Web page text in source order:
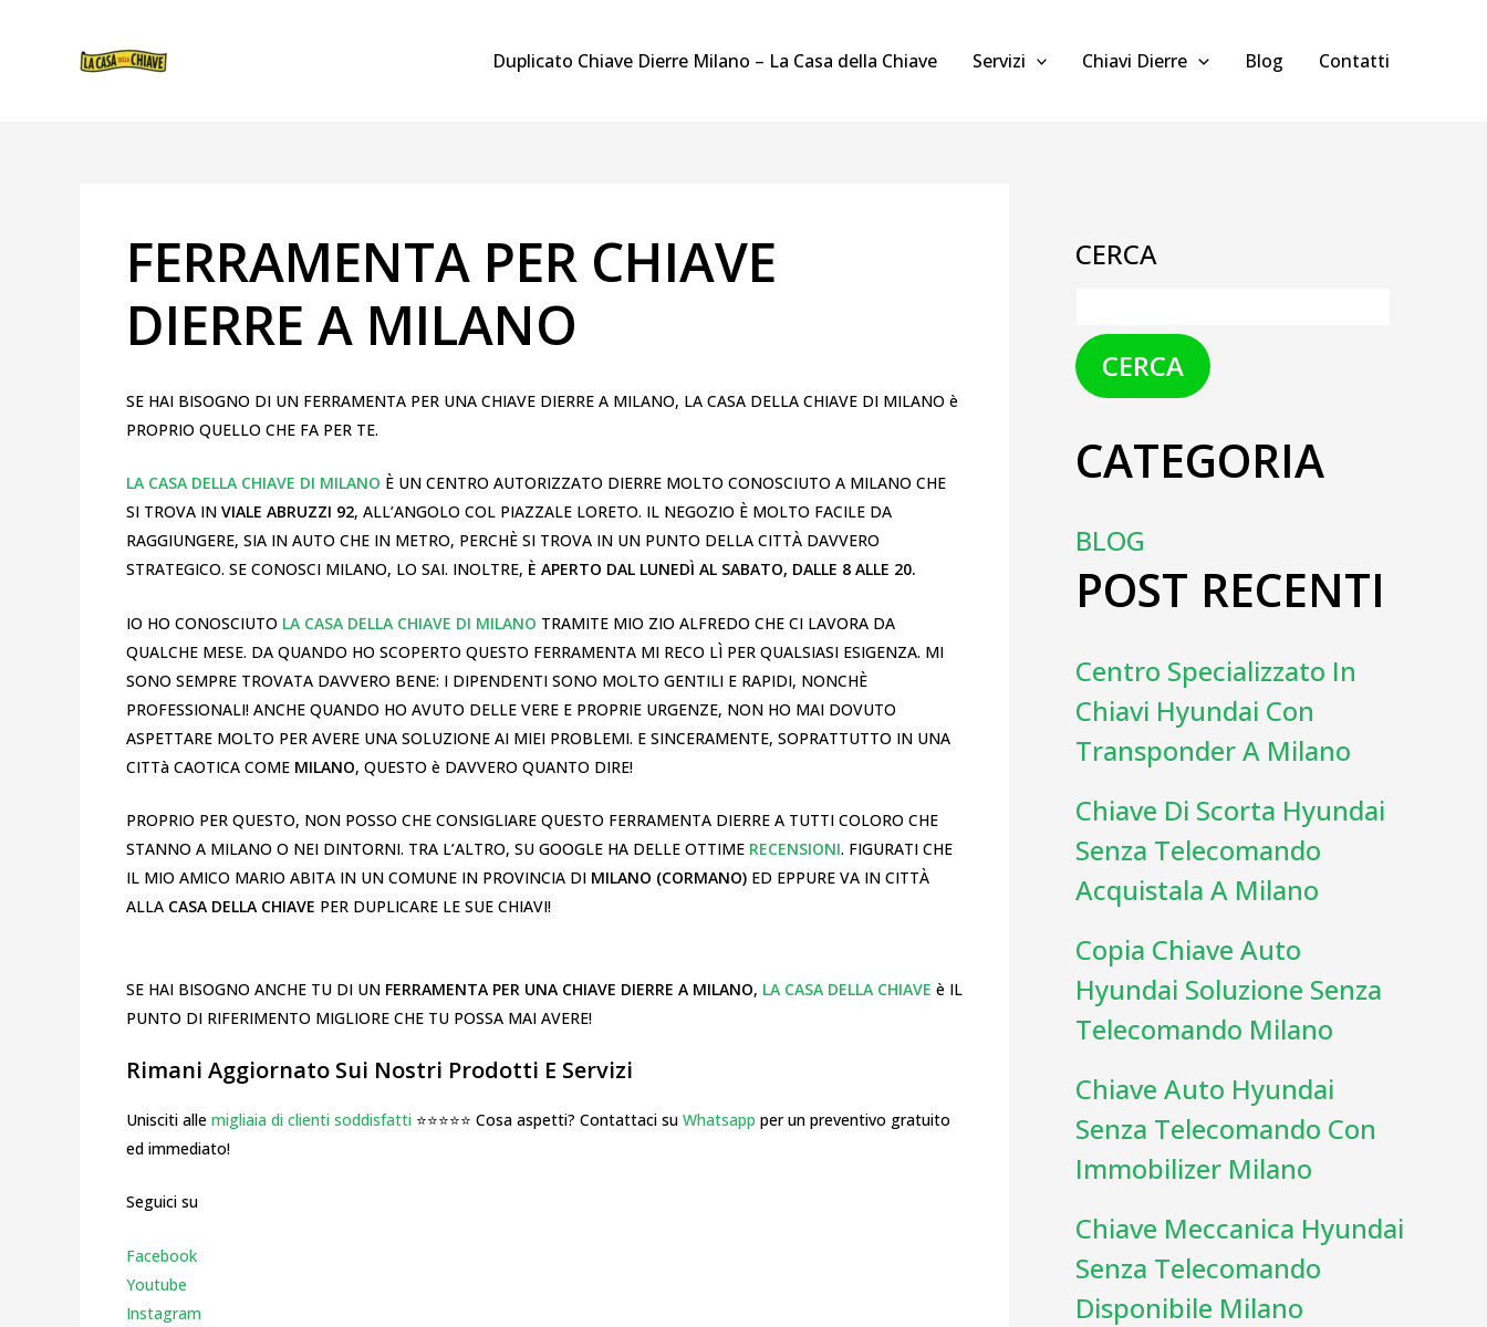
CONTENUTO
Duplicato Chiave Dierre Milano – La Casa della Chiave Servizi Chiavi Dierre Blog Contatti
FERRAMENTA PER CHIAVE
DIERRE A MILANO
SE HAI BISOGNO DI UN FERRAMENTA PER UNA CHIAVE DIERRE A MILANO, LA CASA DELLA CHIAVE DI MILANO è
PROPRIO QUELLO CHE FA PER TE.
LA CASA DELLA CHIAVE DI MILANO È UN CENTRO AUTORIZZATO DIERRE MOLTO CONOSCIUTO A MILANO CHE
SI TROVA IN VIALE ABRUZZI 92, ALL’ANGOLO COL PIAZZALE LORETO. IL NEGOZIO È MOLTO FACILE DA
RAGGIUNGERE, SIA IN AUTO CHE IN METRO, PERCHÈ SI TROVA IN UN PUNTO DELLA CITTÀ DAVVERO
STRATEGICO. SE CONOSCI MILANO, LO SAI. INOLTRE, È APERTO DAL LUNEDÌ AL SABATO, DALLE 8 ALLE 20.
IO HO CONOSCIUTO LA CASA DELLA CHIAVE DI MILANO TRAMITE MIO ZIO ALFREDO CHE CI LAVORA DA
QUALCHE MESE. DA QUANDO HO SCOPERTO QUESTO FERRAMENTA MI RECO LÌ PER QUALSIASI ESIGENZA. MI
SONO SEMPRE TROVATA DAVVERO BENE: I DIPENDENTI SONO MOLTO GENTILI E RAPIDI, NONCHÈ
PROFESSIONALI! ANCHE QUANDO HO AVUTO DELLE VERE E PROPRIE URGENZE, NON HO MAI DOVUTO
ASPETTARE MOLTO PER AVERE UNA SOLUZIONE AI MIEI PROBLEMI. E SINCERAMENTE, SOPRATTUTTO IN UNA
CITTà CAOTICA COME MILANO, QUESTO è DAVVERO QUANTO DIRE!
PROPRIO PER QUESTO, NON POSSO CHE CONSIGLIARE QUESTO FERRAMENTA DIERRE A TUTTI COLORO CHE
STANNO A MILANO O NEI DINTORNI. TRA L’ALTRO, SU GOOGLE HA DELLE OTTIME RECENSIONI. FIGURATI CHE
IL MIO AMICO MARIO ABITA IN UN COMUNE IN PROVINCIA DI MILANO (CORMANO) ED EPPURE VA IN CITTÀ
ALLA CASA DELLA CHIAVE PER DUPLICARE LE SUE CHIAVI!
SE HAI BISOGNO ANCHE TU DI UN FERRAMENTA PER UNA CHIAVE DIERRE A MILANO, LA CASA DELLA CHIAVE è IL
PUNTO DI RIFERIMENTO MIGLIORE CHE TU POSSA MAI AVERE!
Rimani Aggiornato Sui Nostri Prodotti E Servizi
Unisciti alle migliaia di clienti soddisfatti ⭐⭐⭐⭐⭐ Cosa aspetti? Contattaci su Whatsapp per un preventivo gratuito
ed immediato!
Seguici su
Facebook
Youtube
Instagram
CERCA
CERCA
CATEGORIA
BLOG
POST RECENTI
Centro Specializzato In
Chiavi Hyundai Con
Transponder A Milano
Chiave Di Scorta Hyundai
Senza Telecomando
Acquistala A Milano
Copia Chiave Auto
Hyundai Soluzione Senza
Telecomando Milano
Chiave Auto Hyundai
Senza Telecomando Con
Immobilizer Milano
Chiave Meccanica Hyundai
Senza Telecomando
Disponibile Milano